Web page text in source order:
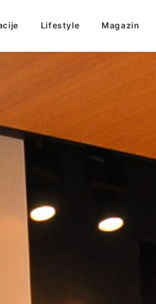
Lifestyle Magazin